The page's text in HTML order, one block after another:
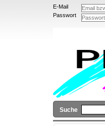
E-Mail
Passwort
Suche